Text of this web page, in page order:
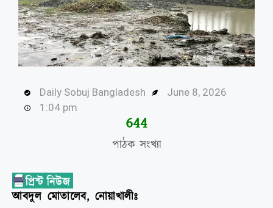
Daily Sobuj Bangladesh
June 8, 2026
1:04 pm
পাঠক সংখ্যা
646
আবদুল মোতালেব, নোয়াখালীঃ